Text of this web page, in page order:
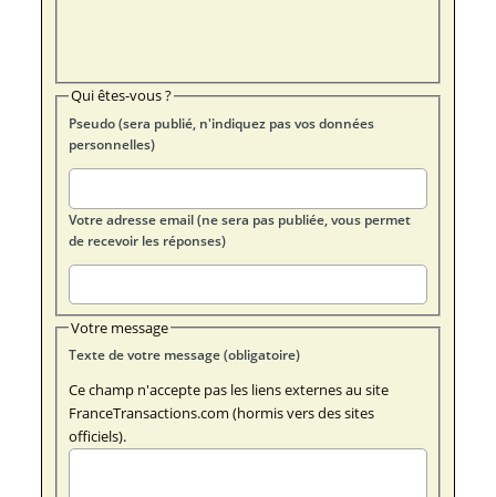
Qui êtes-vous ?
Pseudo (sera publié, n'indiquez pas vos données
personnelles)
Votre adresse email (ne sera pas publiée, vous permet
de recevoir les réponses)
Votre message
Texte de votre message (obligatoire)
Ce champ n'accepte pas les liens externes au site
FranceTransactions.com (hormis vers des sites
officiels).